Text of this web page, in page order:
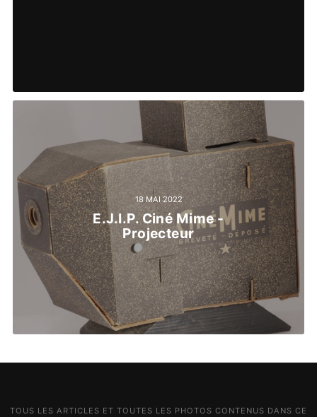
18 MAI 2022
E.J.I.P. Ciné Mime -
Projecteur
TOUS LES ARTICLES ET TOUTES LES PHOTOS CONTENUS DANS CE